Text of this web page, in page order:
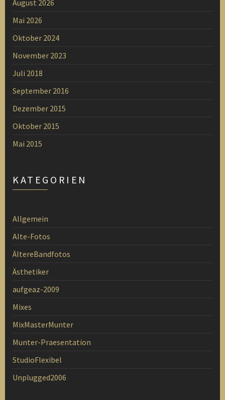
August 2026
Mai 2026
Oktober 2024
November 2023
Juli 2018
September 2016
Dezember 2015
Oktober 2015
Mai 2015
KATEGORIEN
Allgemein
Alte-Fotos
ÄltereBandfotos
Ästhetiker
aufgeaz-2009
Mixes
MixMasterMunter
Munter-Praesentation
StudioFlexibel
Unplugged2006